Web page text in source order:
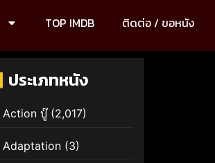
TOP IMDB ติดต่อ / ขอหนัง
ประเภทหนัง
Action บู๊(2,017)
Adaptation (3)